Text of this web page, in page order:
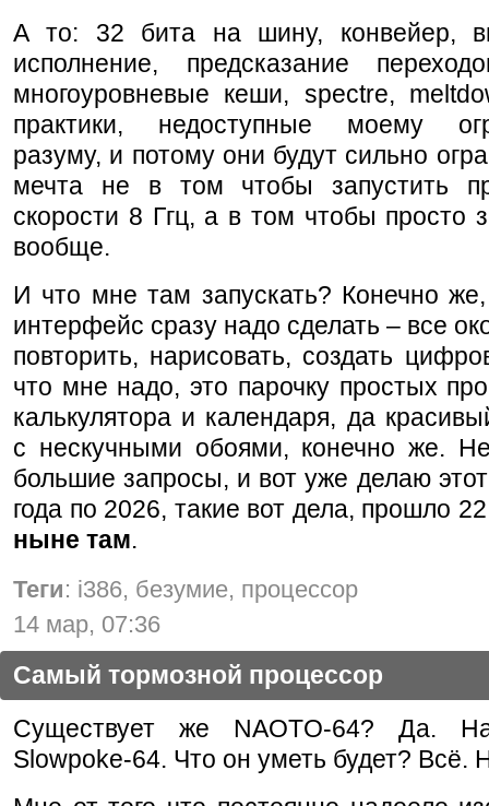
А то: 32 бита на шину, конвейер,
исполнение, предсказание
многоуровневые кеши, spectre,
практики, недоступные моему
разуму, и потому они будут сильно
мечта не в том чтобы запустить
скорости 8 Ггц, а в том чтобы просто
вообще.
И что мне там запускать? Конечно
интерфейс сразу надо сделать – все
повторить, нарисовать, создать
что мне надо, это парочку простых
калькулятора и календаря, да
с нескучными обоями, конечно же.
большие запросы, и вот уже делаю
года по 2026, такие вот дела, прошло
ныне там.
Теги: i386, безумие, процессор
14 мар, 07:36
Самый тормозной процессор
Существует же NAOTO-64? Да.
Slowpoke-64. Что он уметь будет? Всё.